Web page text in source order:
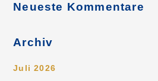
Neueste Kommentare
Archiv
Juli 2026